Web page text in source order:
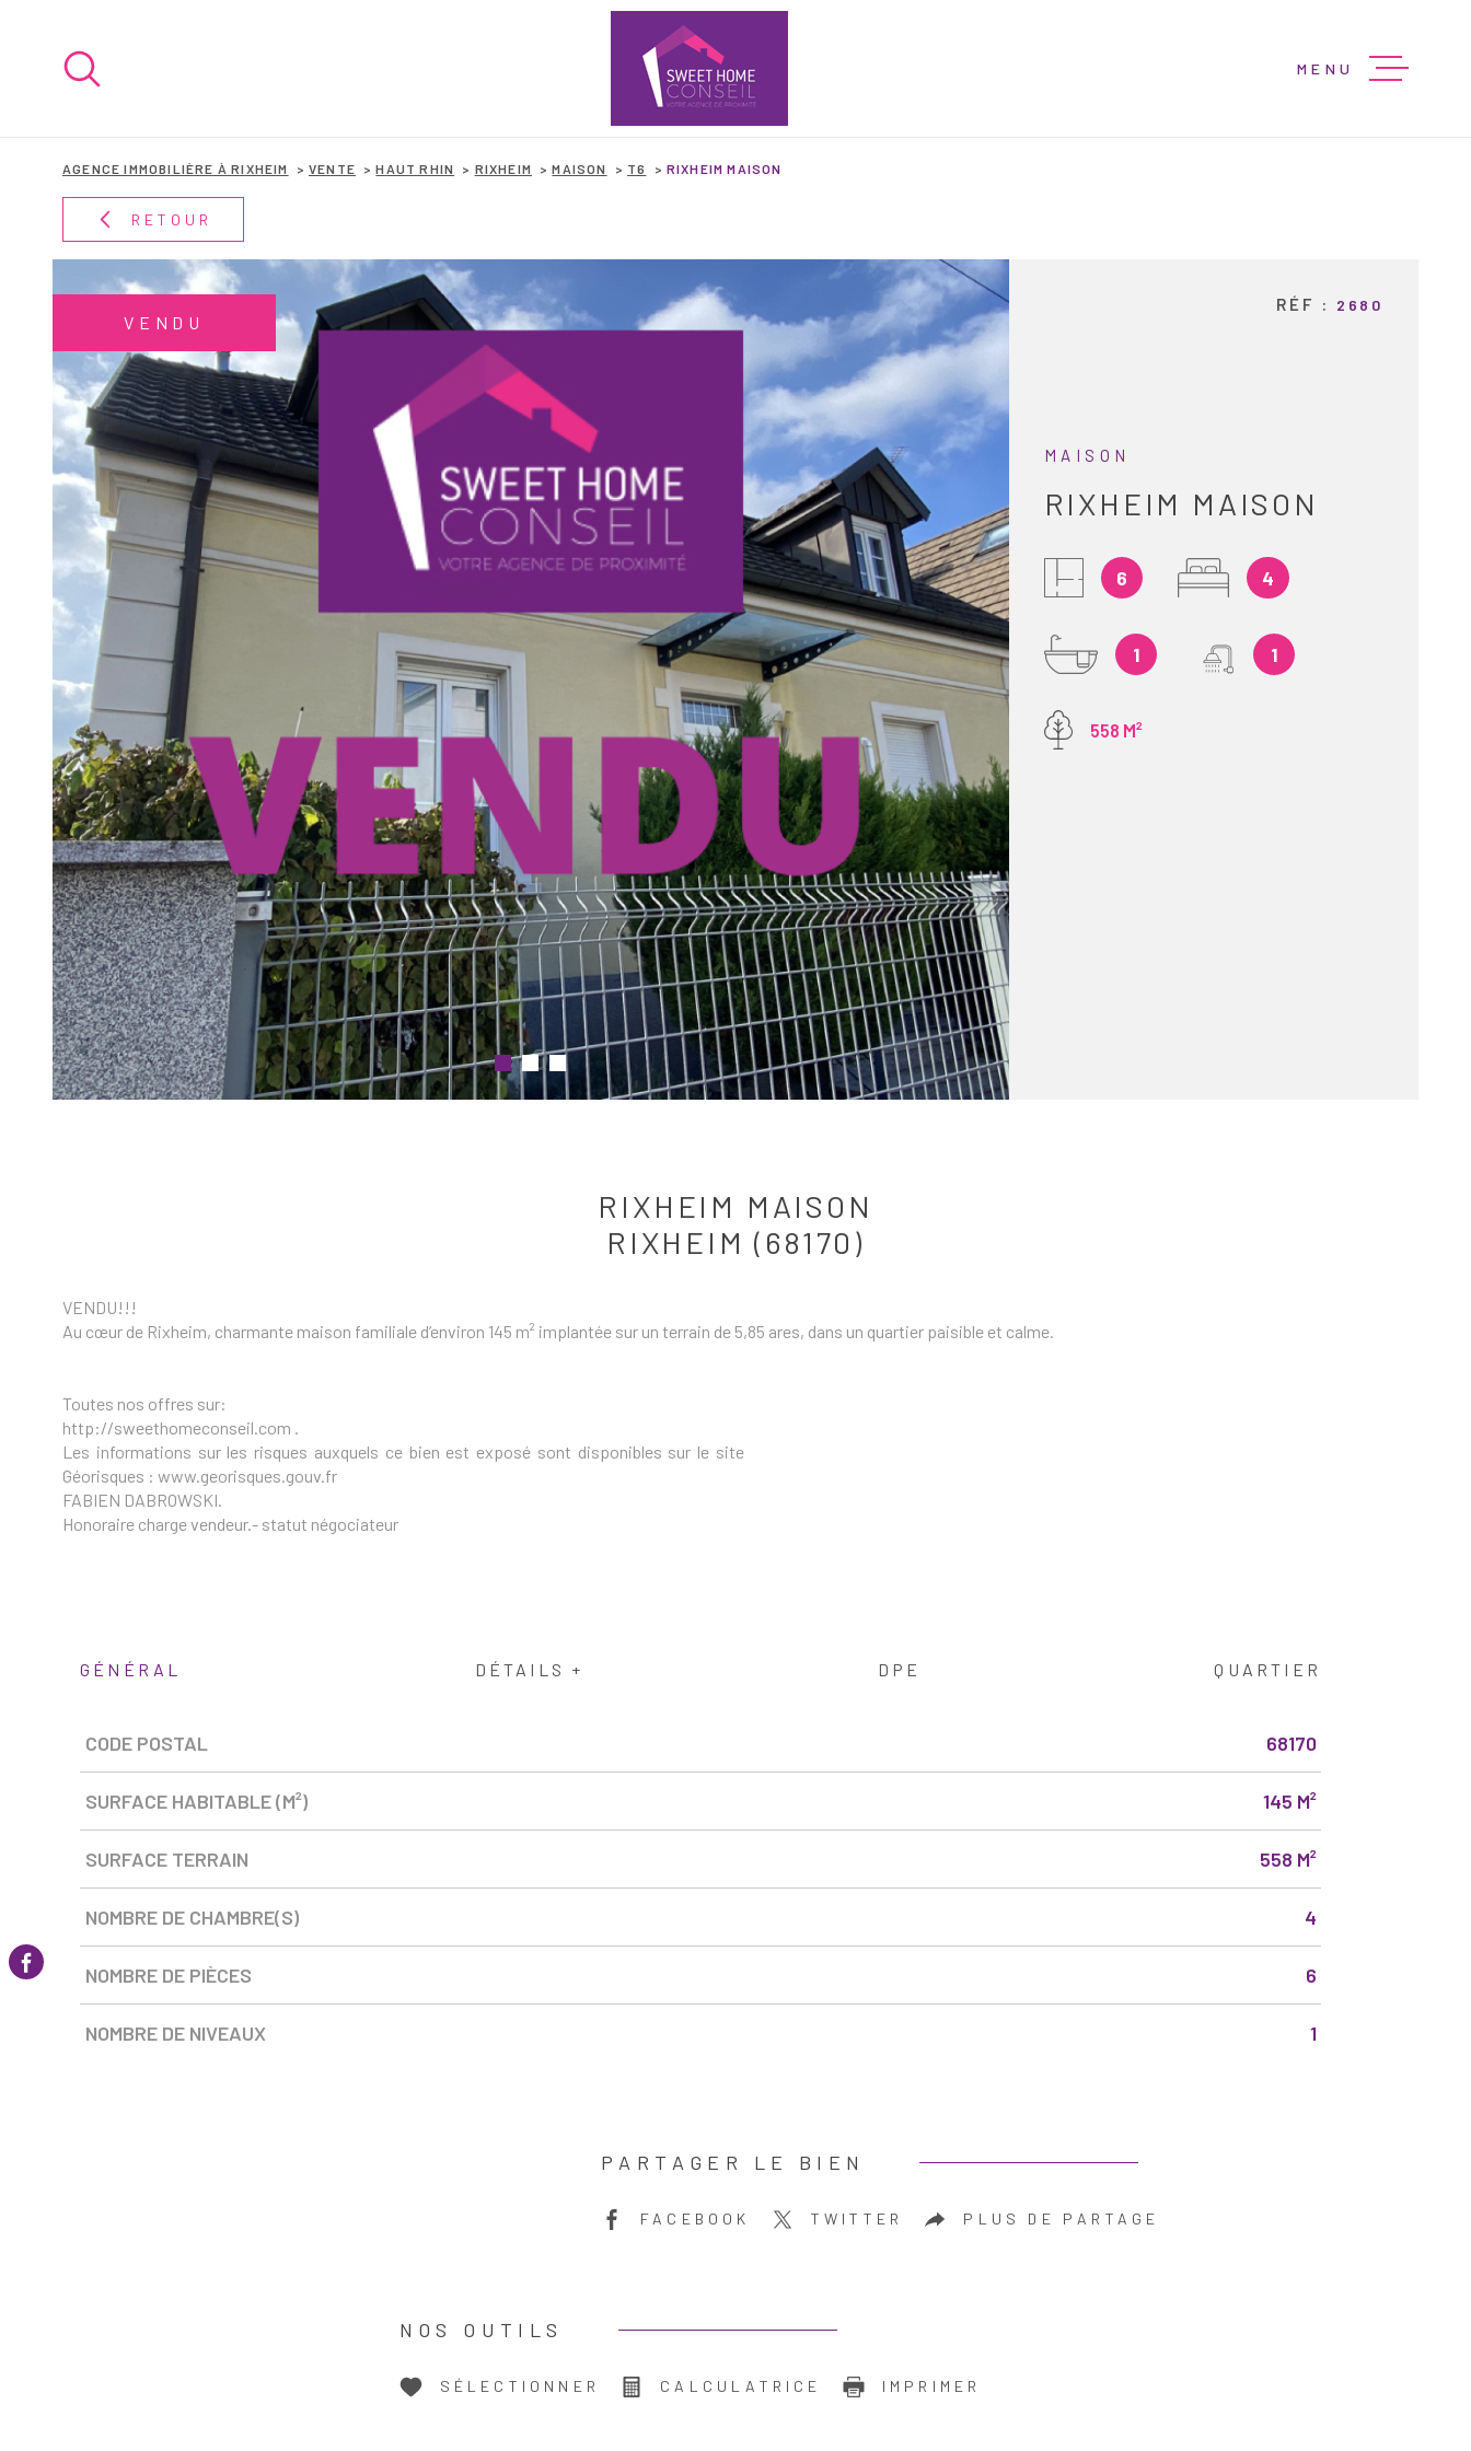
recherche
MENU
AGENCE IMMOBILIÈRE À RIXHEIM VENTE HAUT RHIN RIXHEIM MAISON T6 RIXHEIM MAISON
RETOUR
VENDU
RÉF : 2680
MAISON
RIXHEIM MAISON
6 4
1 1
558 M²
RIXHEIM MAISON
RIXHEIM (68170)
VENDU!!!
Au cœur de Rixheim, charmante maison familiale d’environ 145 m² implantée sur un terrain de 5,85 ares, dans un quartier paisible et calme.
Toutes nos offres sur:
http://sweethomeconseil.com .
Les informations sur les risques auxquels ce bien est exposé sont disponibles sur le site
Géorisques : www.georisques.gouv.fr
FABIEN DABROWSKI.
Honoraire charge vendeur.- statut négociateur
GÉNÉRAL DÉTAILS + DPE QUARTIER
Caractérisque Valeurs
CODE POSTAL 68170
SURFACE HABITABLE (M²) 145 M²
SURFACE TERRAIN 558 M²
NOMBRE DE CHAMBRE(S) 4
NOMBRE DE PIÈCES 6
NOMBRE DE NIVEAUX 1
PARTAGER LE BIEN
FACEBOOK TWITTER PLUS DE PARTAGE
NOS OUTILS
SÉLECTIONNER CALCULATRICE IMPRIMER